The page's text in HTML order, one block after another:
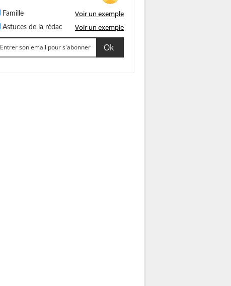
Famille Voir un exemple
Astuces de la rédac Voir un exemple